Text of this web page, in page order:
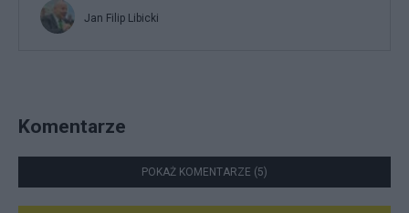
Jan Filip Libicki
Komentarze
POKAŻ KOMENTARZE (5)